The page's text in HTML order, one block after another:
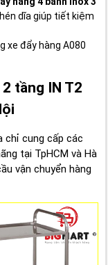
dĩa giúp tiết kiệm
xe đẩy hàng A080
tầng IN T2
chỉ cung cấp các
tại TpHCM và Hà
vận chuyển hàng